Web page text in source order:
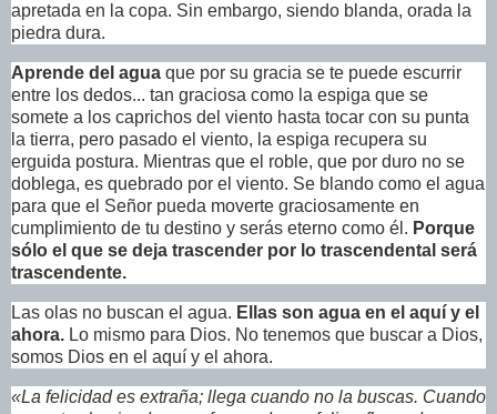
apretada en la copa. Sin embargo, siendo blanda, orada la
piedra dura.
Aprende del agua que por su gracia se te puede escurrir
entre los dedos... tan graciosa como la espiga que se
somete a los caprichos del viento hasta tocar con su punta
la tierra, pero pasado el viento, la espiga recupera su
erguida postura. Mientras que el roble, que por duro no se
doblega, es quebrado por el viento. Se blando como el agua
para que el Señor pueda moverte graciosamente en
cumplimiento de tu destino y serás eterno como él. Porque
sólo el que se deja trascender por lo trascendental será
trascendente.
Las olas no buscan el agua. Ellas son agua en el aquí y el
ahora. Lo mismo para Dios. No tenemos que buscar a Dios,
somos Dios en el aquí y el ahora.
«La felicidad es extraña; llega cuando no la buscas. Cuando